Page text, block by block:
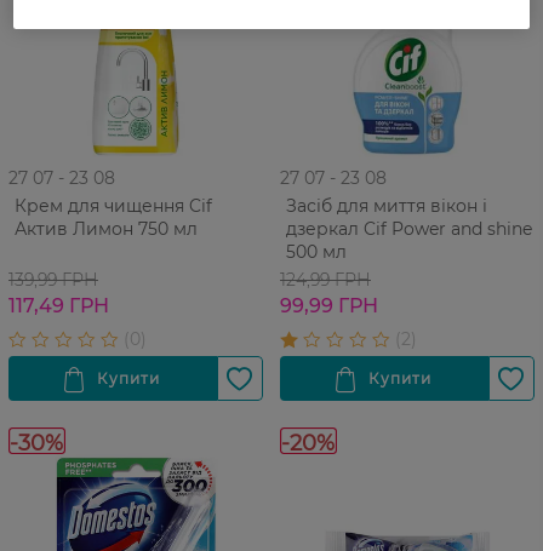
27 07 - 23 08
Крем для чищення Cif
Актив Лимон 750 мл
139,99 ГРН
117,49 ГРН
27 07 - 23 08
Засіб для миття вікон і
дзеркал Cif Power and shine
500 мл
124,99 ГРН
99,99 ГРН
-30% -20%